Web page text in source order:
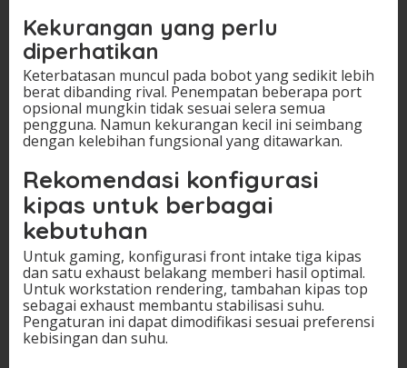
Kekurangan yang perlu
diperhatikan
Keterbatasan muncul pada bobot yang sedikit lebih
berat dibanding rival. Penempatan beberapa port
opsional mungkin tidak sesuai selera semua
pengguna. Namun kekurangan kecil ini seimbang
dengan kelebihan fungsional yang ditawarkan.
Rekomendasi konfigurasi
kipas untuk berbagai
kebutuhan
Untuk gaming, konfigurasi front intake tiga kipas
dan satu exhaust belakang memberi hasil optimal.
Untuk workstation rendering, tambahan kipas top
sebagai exhaust membantu stabilisasi suhu.
Pengaturan ini dapat dimodifikasi sesuai preferensi
kebisingan dan suhu.